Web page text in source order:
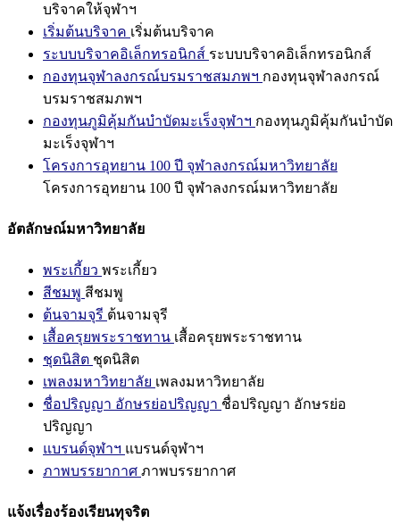
บริจาคให้จุฬาฯ
เริ่มต้นบริจาค เริ่มต้นบริจาค
ระบบบริจาคอิเล็กทรอนิกส์ ระบบบริจาคอิเล็กทรอนิกส์
กองทุนจุฬาลงกรณ์บรมราชสมภพฯ กองทุนจุฬาลงกรณ์
บรมราชสมภพฯ
กองทุนภูมิคุ้มกันบำบัดมะเร็งจุฬาฯ กองทุนภูมิคุ้มกันบำบัด
มะเร็งจุฬาฯ
โครงการอุทยาน 100 ปี จุฬาลงกรณ์มหาวิทยาลัย
โครงการอุทยาน 100 ปี จุฬาลงกรณ์มหาวิทยาลัย
อัตลักษณ์มหาวิทยาลัย
พระเกี้ยว พระเกี้ยว
สีชมพู สีชมพู
ต้นจามจุรี ต้นจามจุรี
เสื้อครุยพระราชทาน เสื้อครุยพระราชทาน
ชุดนิสิต ชุดนิสิต
เพลงมหาวิทยาลัย เพลงมหาวิทยาลัย
ชื่อปริญญา อักษรย่อปริญญา ชื่อปริญญา อักษรย่อ
ปริญญา
แบรนด์จุฬาฯ แบรนด์จุฬาฯ
ภาพบรรยากาศ ภาพบรรยากาศ
แจ้งเรื่องร้องเรียนทุจริต